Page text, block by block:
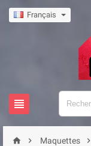
Français

  Maquettes 